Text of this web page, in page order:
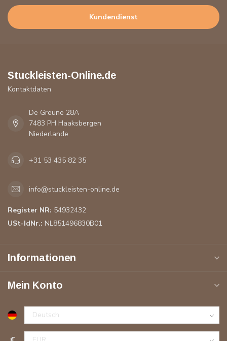
Kundendienst
Stuckleisten-Online.de
Kontaktdaten
De Greune 28A
7483 PH Haaksbergen
Niederlande
+31 53 435 82 35
info@stuckleisten-online.de
Register NR: 54932432
USt-IdNr.: NL851496830B01
Informationen
Mein Konto